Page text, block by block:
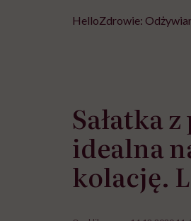
HelloZdrowie:
Sałatka
idealna
kolację.